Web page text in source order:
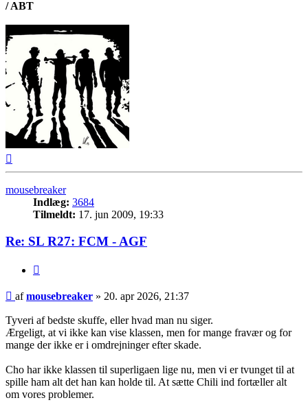
/ ABT
mousebreaker
Indlæg: 3684
Tilmeldt: 17. jun 2009, 19:33
Re: SL R27: FCM - AGF
Indlæg
afmousebreaker » 20. apr 2026, 21:37
Tyveri af bedste skuffe, eller hvad man nu siger.
Ærgeligt, at vi ikke kan vise klassen, men for mange fravær og for
mange der ikke er i omdrejninger efter skade.
Cho har ikke klassen til superligaen lige nu, men vi er tvunget til at
spille ham alt det han kan holde til. At sætte Chili ind fortæller alt
om vores problemer.